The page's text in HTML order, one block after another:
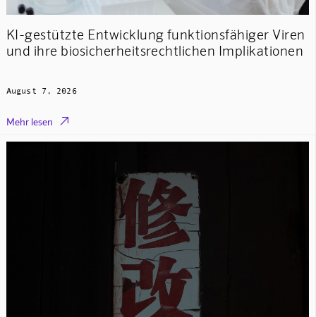
KI-gestützte Entwicklung funktionsfähiger Viren
und ihre biosicherheitsrechtlichen Implikationen
August 7, 2026
Mehr lesen 